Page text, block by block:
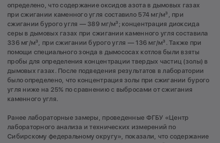
определено, что содержание оксидов азота в дымовых газах
при сжигании каменного угля составило 574 мг/м³, при
сжигании бурого угля — 389 мг/м³; концентрация диоксида
серы в дымовых газах при сжигании каменного угля составила
336 мг/м³, при сжигании бурого угля — 136 мг/м³. Также при
помощи специального зонда в дымососах котлов были взяты
пробы для определения концентрации твердых частиц (золы) в
дымовых газах. После подведения результатов в лаборатории
было определено, что концентрация золы при сжигании бурого
угля ниже на 25% по сравнению с выбросами от сжигания
каменного угля.
Ранее лабораторные замеры, проведенные ФГБУ «Центр
лабораторного анализа и технических измерений по
Сибирскому федеральному округу», показали, что содержание